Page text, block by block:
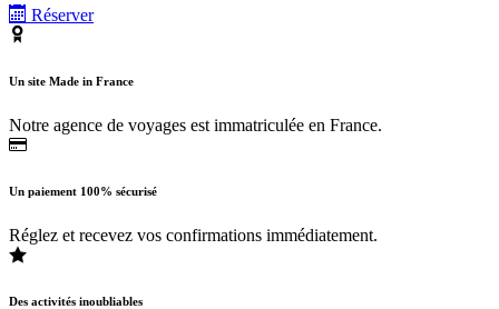
Réserver
Un site Made in France
Notre agence de voyages est immatriculée en France.
Un paiement 100% sécurisé
Réglez et recevez vos confirmations immédiatement.
Des activités inoubliables